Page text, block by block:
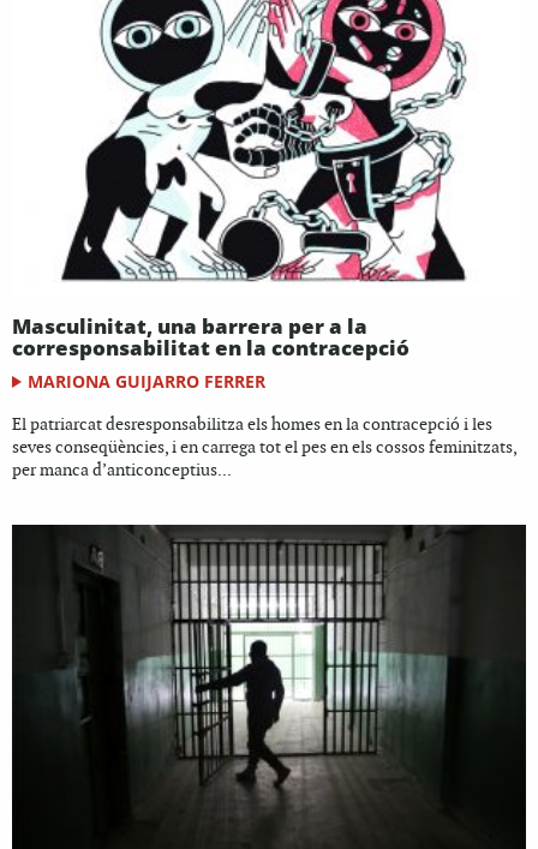
Masculinitat, una barrera per a la
corresponsabilitat en la contracepció
MARIONA GUIJARRO FERRER
El patriarcat desresponsabilitza els homes en la contracepció i les
seves conseqüències, i en carrega tot el pes en els cossos feminitzats,
per manca d’anticonceptius...